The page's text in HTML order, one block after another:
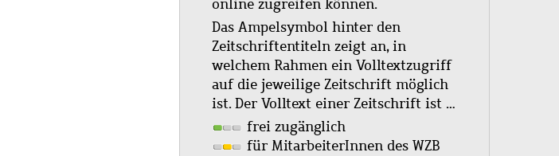
online zugreifen können.
Das Ampelsymbol hinter den
Zeitschriftentiteln zeigt an, in
welchem Rahmen ein Volltextzugriff
auf die jeweilige Zeitschrift möglich
ist. Der Volltext einer Zeitschrift ist …
frei zugänglich
für MitarbeiterInnen des WZB